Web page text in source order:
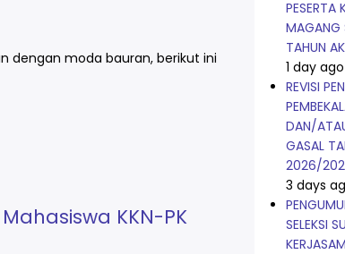
dengan moda bauran, berikut ini
KKN-PK
PESERTA
MAGANG
TAHUN
1 day ago
REVISI
DAN/
GASAL
2026/
3 days
SELEKSI